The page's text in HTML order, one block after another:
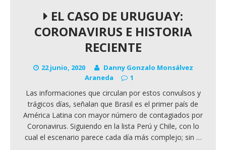
EL CASO DE URUGUAY:
CORONAVIRUS E HISTORIA
RECIENTE
22 junio, 2020
Danny Gonzalo Monsálvez
Araneda
1
Las informaciones que circulan por estos convulsos y
trágicos días, señalan que Brasil es el primer país de
América Latina con mayor número de contagiados por
Coronavirus. Siguiendo en la lista Perú y Chile, con lo
cual el escenario parece cada día más complejo; sin …